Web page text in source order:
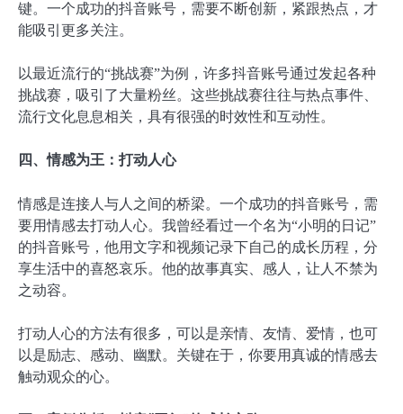
键。一个成功的抖音账号，需要不断创新，紧跟热点，才
能吸引更多关注。
以最近流行的“挑战赛”为例，许多抖音账号通过发起各种
挑战赛，吸引了大量粉丝。这些挑战赛往往与热点事件、
流行文化息息相关，具有很强的时效性和互动性。
四、情感为王：打动人心
情感是连接人与人之间的桥梁。一个成功的抖音账号，需
要用情感去打动人心。我曾经看过一个名为“小明的日记”
的抖音账号，他用文字和视频记录下自己的成长历程，分
享生活中的喜怒哀乐。他的故事真实、感人，让人不禁为
之动容。
打动人心的方法有很多，可以是亲情、友情、爱情，也可
以是励志、感动、幽默。关键在于，你要用真诚的情感去
触动观众的心。